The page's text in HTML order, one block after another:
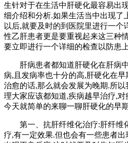
生针对于在生活中肝硬化最容易出
细介绍和分析.如果生活当中出现了
以后,就要及时的到医院里进行一个
性乙肝患者更是要重视起来这三种
要立即进行一个详细的检查以防患
肝病患者都知道肝硬化在肝病中
病,且发病率也十分的高,肝硬化在
治愈的话,那么就会发展为晚期.所
理大家应该都知道,疾病越早治疗,
今天就简单的来聊一聊肝硬化的早
第一、抗肝纤维化治疗:肝纤维
疗,有一定效果.但也会有一些患者